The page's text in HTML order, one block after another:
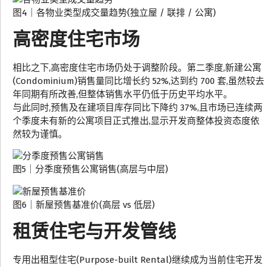
图4｜各物业类型成交量趋势(独立屋 / 联排 / 公寓)
高密度住宅市场
相比之下,高密度住宅市场仍处于调整阶段。第二季度,新建公寓
(Condominium)销售量同比增长约 52%,达到约 700 套,虽然较去
年同期有所改善,但整体销售水平仍低于历史平均水平。
与此同时,预售及在建项目库存同比下降约 37%,且市场已连续两
个季度未有新的公寓项目正式推出,显示开发商整体投资态度依
然较为谨慎。
图5｜分季度预售公寓销售(高层与中层)
图6｜新屋预售基准价(高层 vs 低层)
租赁住宅与开发管线
专用出租型住宅(Purpose-built Rental)继续成为当前住宅开发